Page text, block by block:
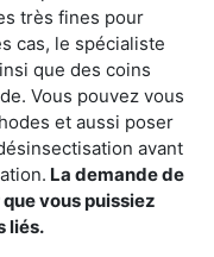
très fines pour
cas, le spécialiste
que des coins
Vous pouvez vous
et aussi poser
avant
La demande de
vous puissiez
liés.